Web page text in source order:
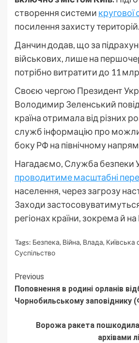
створення системи
посилення захисту територій.
Данчин додав, що за
військових, лише на
потрібно витратити до 11
Своєю чергою Президент
Володимир Зеленський
країна отримала від різних
служб інформацію про
боку РФ на північному
Нагадаємо, Служба безпеки
проводитиме масштабні
населення, через загрозу
Заходи застосовуватимуться
регіонах країни, зокрема й на
Tags: Безпека, Війна, Влада, Київська
Суспільство
Continue
Reading
Previous
Поповнення в родині орланів
Чорнобильському заповіднику
Ворожа ракета
архівами